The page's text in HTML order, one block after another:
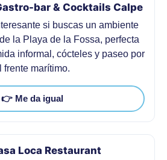
bar & Cocktails Calpe
si buscas un ambiente
la Playa de la Fossa, perfecta
informal, cócteles y paseo por
frente marítimo.
👉 Me da igual
Loca Restaurant